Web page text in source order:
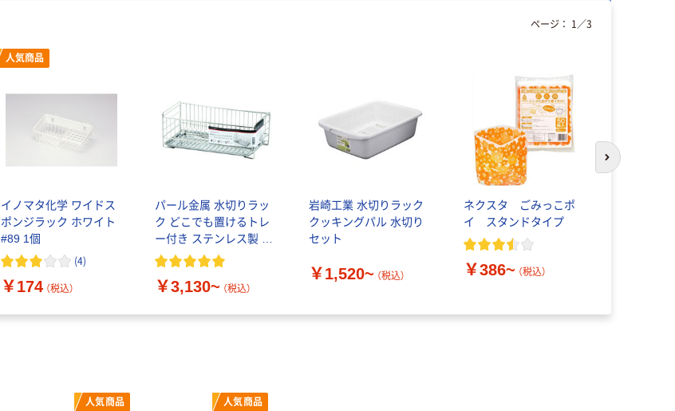
人気商品
イノマタ化学 ワイドス
ポンジラック ホワイト
#89 1個
(4)
￥174 （税込）
パール金属 水切りラッ
ク どこでも置けるトレ
ー付き ステンレス製 ア
ットアクア
￥3,130~ （税込）
岩崎工業 水切りラック
クッキングパル 水切り
セット
￥1,520~ （税込）
ネクスタ ごみっこポ
イ スタンドタイプ
￥386~ （税込）
ページ： 1 ／3
次のスライド
人気商品 人気商品